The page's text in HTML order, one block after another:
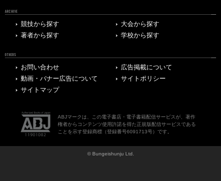
ARCHIVE
競技から探す
大会から探す
著者から探す
学校から探す
OTHERS
お問い合わせ
広告掲載について
動画・バナー広告について
サイトポリシー
サイトマップ
ABJマークは、この電子書店・電子書籍配信サービスが、著作
権者からコンテンツ使用許諾を得た正規版配信サービスである
ことを示す登録商標（登録番号6091713号）です。
© Bungeishunju Ltd.